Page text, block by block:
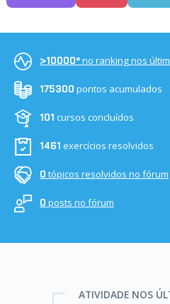
>10000ºno ranking nos
175300 pontos acumulados
101 cursos concluídos
1461 exercícios resolvidos
0 tópicos resolvidos no fórum
0 posts no fórum
ATIVIDADE NOS